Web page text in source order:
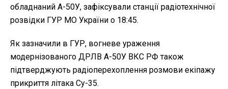
обладнаний А-50У, зафіксували станції радіотехнічної
розвідки ГУР МО України о 18:45.
Як зазначили в ГУР, вогневе ураження
модернізованого ДРЛВ А-50У ВКС РФ також
підтверджують радіоперехоплення розмови екіпажу
прикриття літака Су-35.